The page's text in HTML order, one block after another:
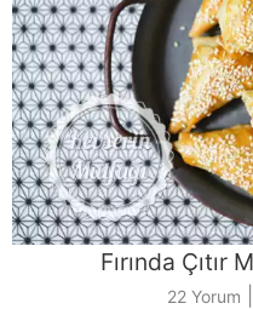
Fırında Çıtır
22 Yorum